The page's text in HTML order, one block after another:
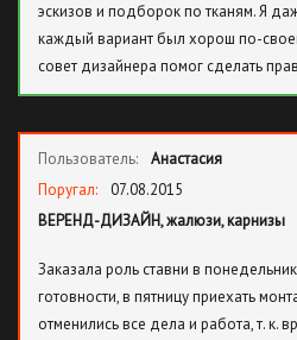
эскизов и подборок по тканям. Я
каждый вариант был хорош по-
совет дизайнера помог сделать
Пользователь:
Анастасия
Поругал:
07.08.2015
ВЕРЕНД-ДИЗАЙН, жалюзи, карнизы
Заказала роль ставни в
готовности, в пятницу приехать
отменились все дела и работа, т. к.